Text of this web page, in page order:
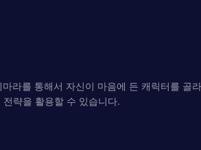
라를 통해서 자신이 마음에 든 캐릭터를 골
략을 활용할 수 있습니다.